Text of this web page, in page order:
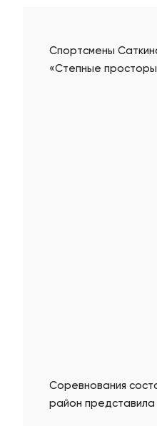
Спортсмены
«Степные
Соревнования
район представила